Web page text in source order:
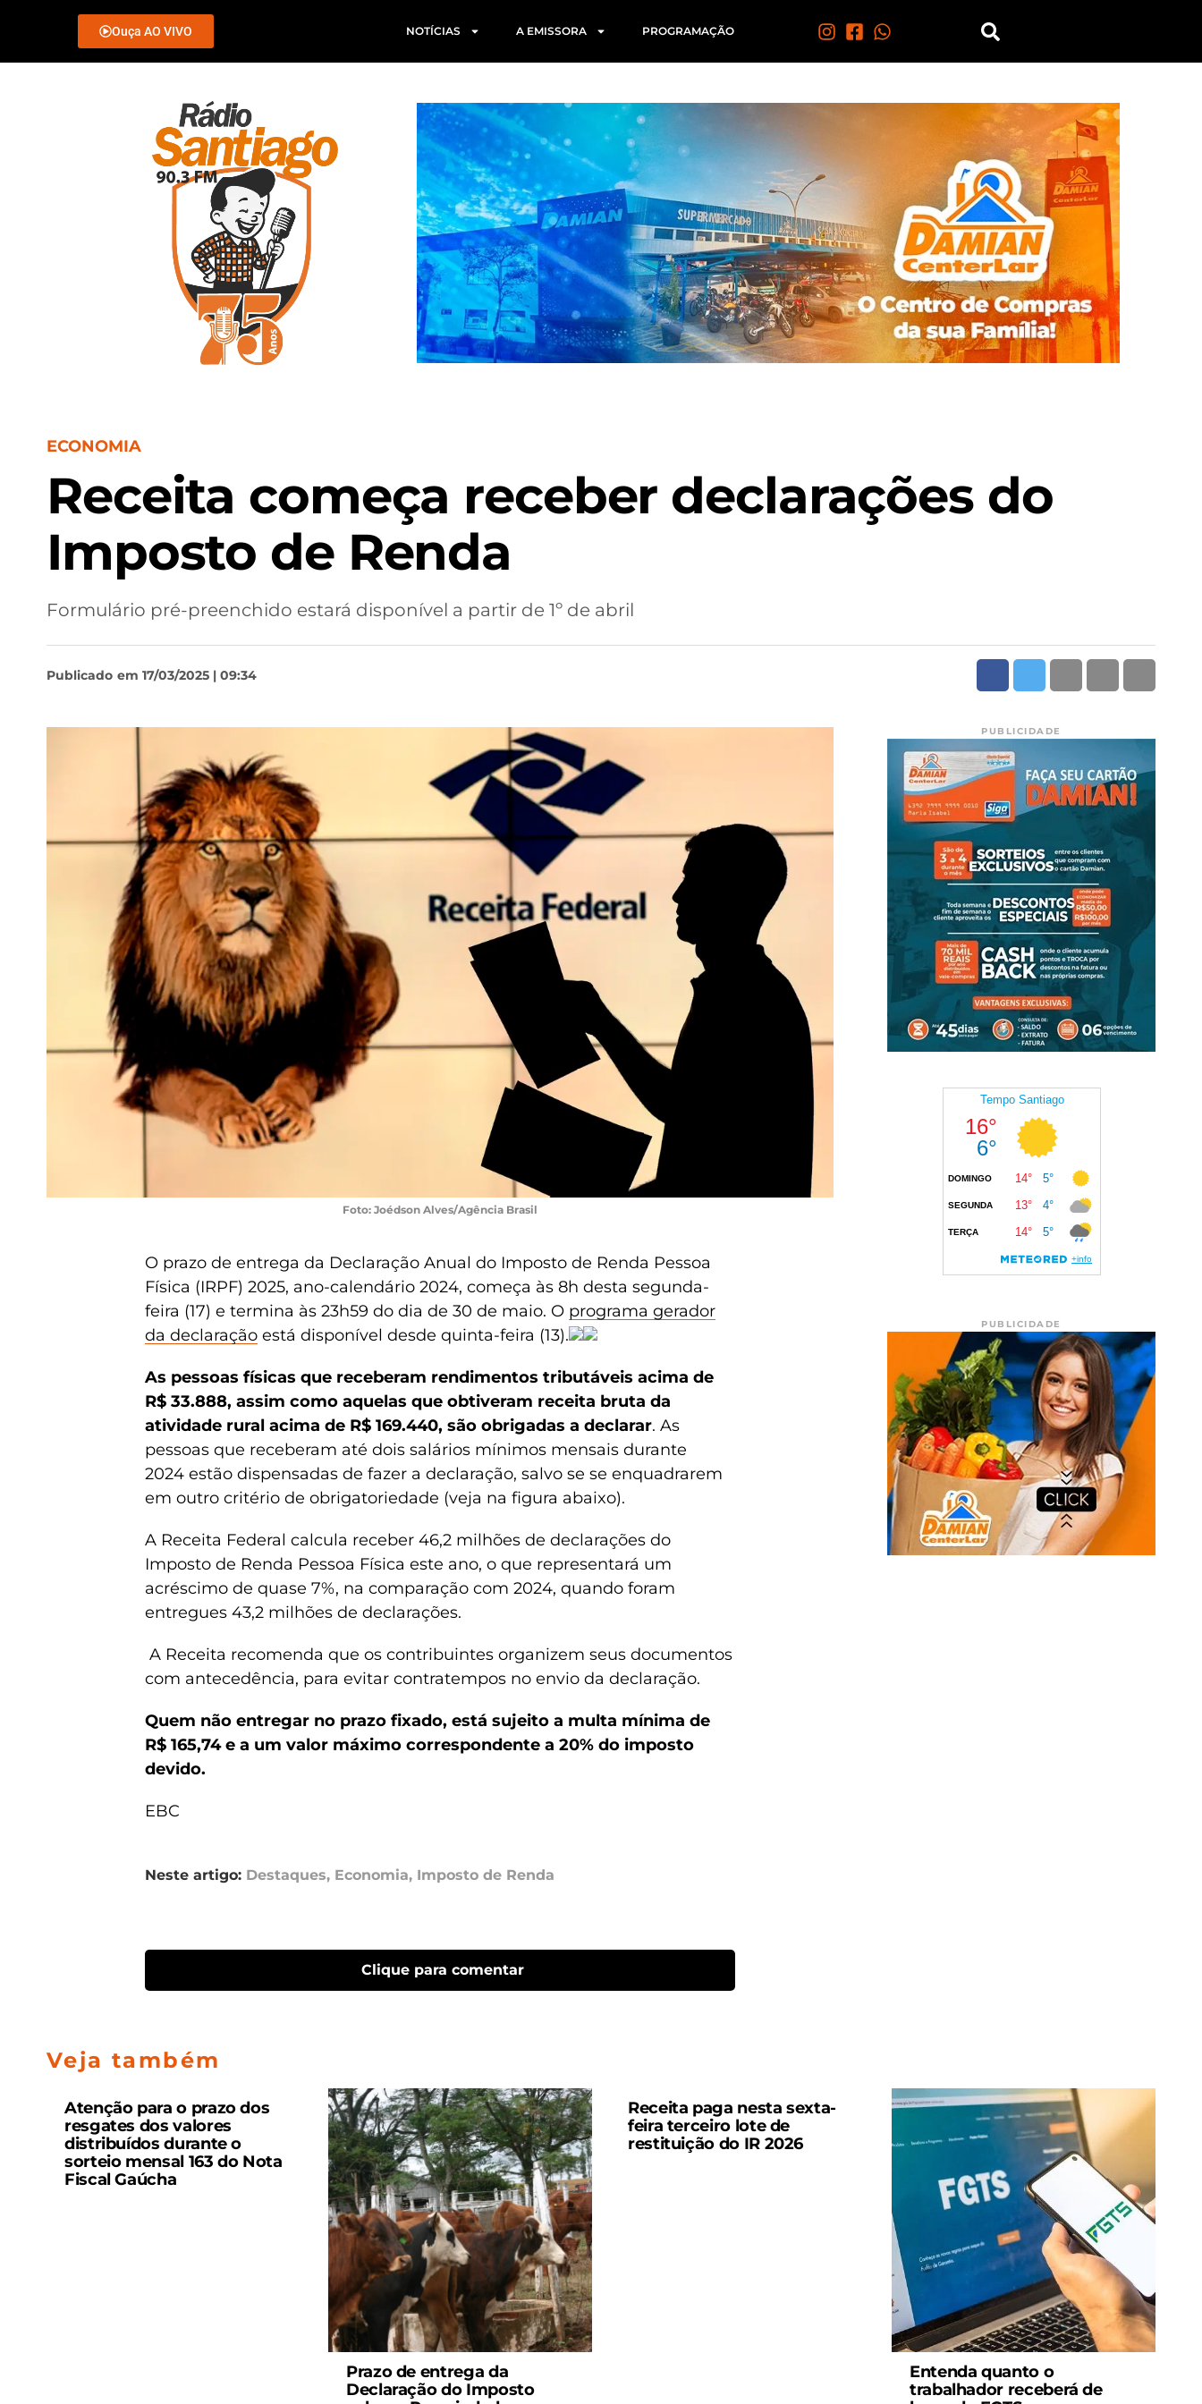
Ouça AO VIVO NOTÍCIAS A EMISSORA PROGRAMAÇÃO
ECONOMIA
Receita começa receber declarações do
Imposto de Renda
Formulário pré-preenchido estará disponível a partir de 1º de abril
Publicado em 17/03/2025 | 09:34
Foto: Joédson Alves/Agência Brasil
O prazo de entrega da Declaração Anual do Imposto de Renda Pessoa
Física (IRPF) 2025, ano-calendário 2024, começa às 8h desta segunda-
feira (17) e termina às 23h59 do dia de 30 de maio. O programa gerador
da declaração está disponível desde quinta-feira (13).
As pessoas físicas que receberam rendimentos tributáveis acima de
R$ 33.888, assim como aquelas que obtiveram receita bruta da
atividade rural acima de R$ 169.440, são obrigadas a declarar. As
pessoas que receberam até dois salários mínimos mensais durante
2024 estão dispensadas de fazer a declaração, salvo se se enquadrarem
em outro critério de obrigatoriedade (veja na figura abaixo).
A Receita Federal calcula receber 46,2 milhões de declarações do
Imposto de Renda Pessoa Física este ano, o que representará um
acréscimo de quase 7%, na comparação com 2024, quando foram
entregues 43,2 milhões de declarações.
A Receita recomenda que os contribuintes organizem seus documentos
com antecedência, para evitar contratempos no envio da declaração.
Quem não entregar no prazo fixado, está sujeito a multa mínima de
R$ 165,74 e a um valor máximo correspondente a 20% do imposto
devido.
EBC
Neste artigo: Destaques, Economia, Imposto de Renda
Clique para comentar
PUBLICIDADE
PUBLICIDADE
Veja também
Atenção para o prazo dos
resgates dos valores
distribuídos durante o
sorteio mensal 163 do Nota
Fiscal Gaúcha
Prazo de entrega da
Declaração do Imposto
Receita paga nesta sexta-
feira terceiro lote de
restituição do IR 2026
Entenda quanto o
trabalhador receberá de